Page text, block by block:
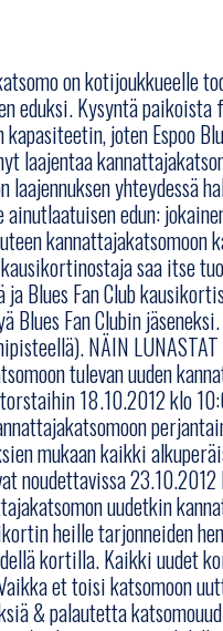
on kotijoukkueelle
eduksi. Kysyntä paikoista
joten Espoo
laajentaa
yhteydessä
edun:
saa itse
Blues Fan Club
Blues Fan Clubin
NÄIN LUNASTAT
tulevan uuden
18.10.2012 klo
mukaan kaikki
23.10.2012
uudetkin
heille tarjonneiden
kortilla. Kaikki uudet
et toisi katsomoon
& palautetta